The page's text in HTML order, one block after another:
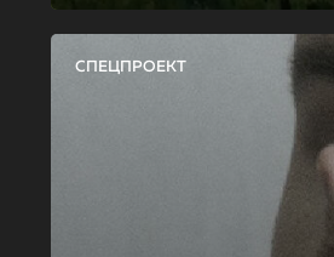
СПЕЦПРОЕКТ